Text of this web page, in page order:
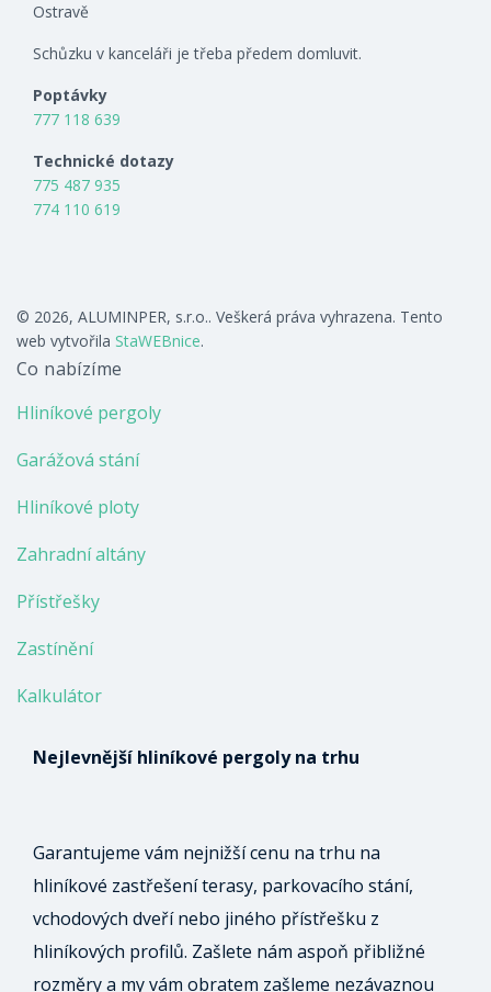
Ostravě
Schůzku v kanceláři je třeba předem domluvit.
Poptávky
777 118 639
Technické dotazy
775 487 935
774 110 619
© 2026, ALUMINPER, s.r.o.. Veškerá práva vyhrazena. Tento
web vytvořila StaWEBnice.
Co nabízíme
Hliníkové pergoly
Garážová stání
Hliníkové ploty
Zahradní altány
Přístřešky
Zastínění
Kalkulátor
Nejlevnější hliníkové pergoly na trhu
Garantujeme vám nejnižší cenu na trhu na
hliníkové zastřešení terasy, parkovacího stání,
vchodových dveří nebo jiného přístřešku z
hliníkových profilů. Zašlete nám aspoň přibližné
rozměry a my vám obratem zašleme nezávaznou